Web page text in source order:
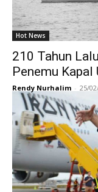
Hot News
210 Tahun
Penemu Kapal
Rendy Nurhalim - 25/